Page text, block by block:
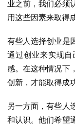
业之前，我们必须
用这些因素来取得
有些人选择创业是
通过创业来实现
感。在这种情况下
创新，才能取得成功
另一方面，有些人
和认识。他们希望